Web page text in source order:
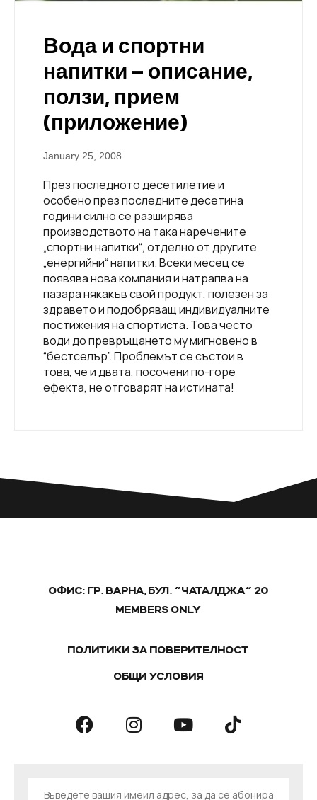
Вода и спортни
напитки – описание,
ползи, прием
(приложение)
January 25, 2008
През последното десетилетие и
особено през последните десетина
години силно се разширява
производството на така наречените
„спортни напитки“, отделно от другите
„енергийни“ напитки. Всеки месец се
появява нова компания и натрапва на
пазара някакъв свой продукт, полезен за
здравето и подобряващ индивидуалните
постижения на спортиста. Това често
води до превръщането му мигновено в
“бестселър”. Проблемът се състои в
това, че и двата, посочени по-горе
ефекта, не отговарят на истината!
ОФИС: ГР. ВАРНА, БУЛ. "ЧАТАЛДЖА" 20
MEMBERS ONLY
ПОЛИТИКИ ЗА ПОВЕРИТЕЛНОСТ
ОБЩИ УСЛОВИЯ